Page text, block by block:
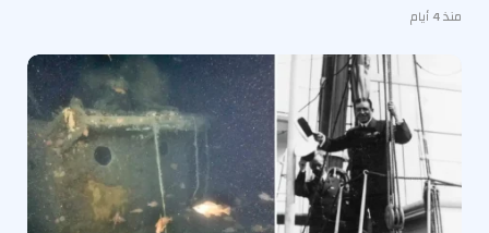
منذ 4 أيام